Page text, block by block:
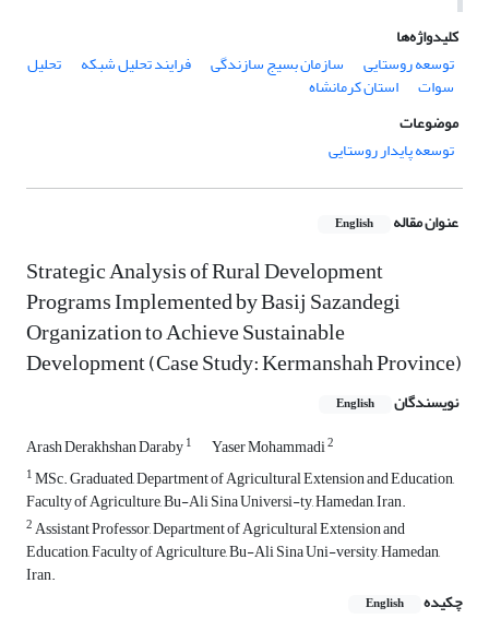
کلیدواژه‌ها
توسعه روستایی
سازمان بسیج سازندگی فرایند تحلیل شبکه تحلیل
سوات
استان کرمانشاه
موضوعات
توسعه پایدار روستایی
عنوان مقاله English
Strategic Analysis of Rural Development
Programs Implemented by Basij Sazandegi
Organization to Achieve Sustainable
Development (Case Study: Kermanshah Province)
نویسندگان English
Arash Derakhshan Daraby1 Yaser Mohammadi2
1MSc. Graduated, Department of Agricultural Extension and Education,
Faculty of Agriculture, Bu-Ali Sina Universi-ty, Hamedan, Iran.
2Assistant Professor, Department of Agricultural Extension and
Education, Faculty of Agriculture, Bu-Ali Sina Uni-versity, Hamedan,
Iran.
چکیده
English